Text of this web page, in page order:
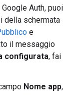
Auth, puoi
della schermata
e
il messaggio
configurata, fai
Nome app,